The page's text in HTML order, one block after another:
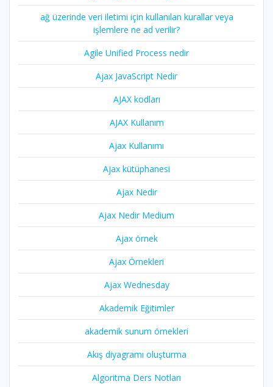
ağ üzerinde veri iletimi için kullanılan kurallar veya
işlemlere ne ad verilir?
Agile Unified Process nedir
Ajax JavaScript Nedir
AJAX kodları
AJAX Kullanım
Ajax Kullanımı
Ajax kütüphanesi
Ajax Nedir
Ajax Nedir Medium
Ajax örnek
Ajax Örnekleri
Ajax Wednesday
Akademik Eğitimler
akademik sunum örnekleri
Akış diyagramı oluşturma
Algoritma Ders Notları